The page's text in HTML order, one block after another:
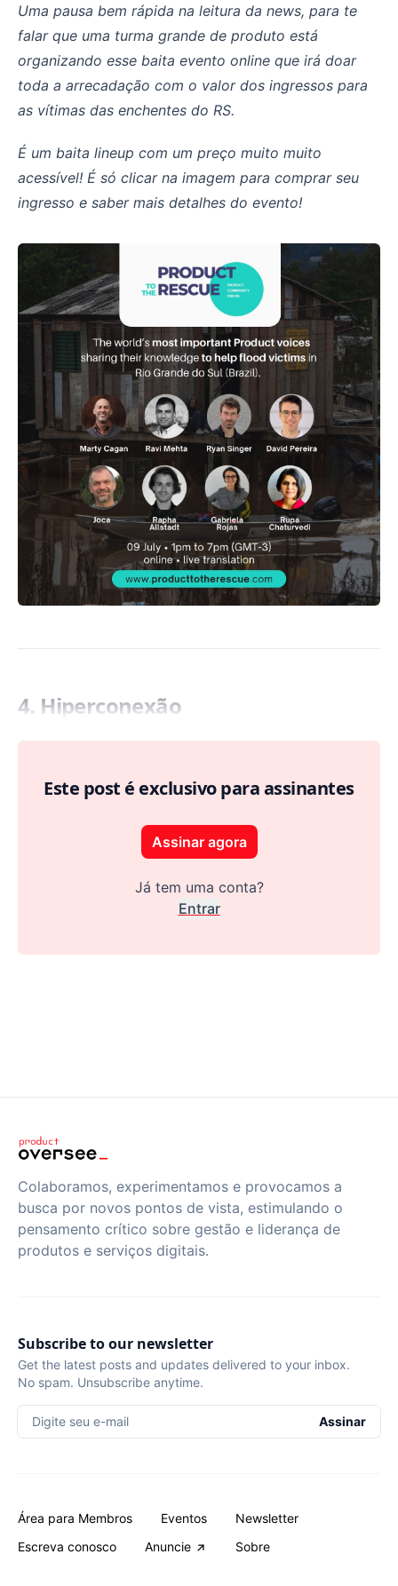
Uma pausa bem rápida na leitura da news, para te
falar que uma turma grande de produto está
organizando esse baita evento online que irá doar
toda a arrecadação com o valor dos ingressos para
as vítimas das enchentes do RS.
É um baita lineup com um preço muito muito
acessível! É só clicar na imagem para comprar seu
ingresso e saber mais detalhes do evento!
4. Hiperconexão
Este post é exclusivo para assinantes
Assinar agora
Já tem uma conta?
Entrar
Colaboramos, experimentamos e provocamos a
busca por novos pontos de vista, estimulando o
pensamento crítico sobre gestão e liderança de
produtos e serviços digitais.
Subscribe to our newsletter
Get the latest posts and updates delivered to your inbox.
No spam. Unsubscribe anytime.
Digite seu e-mail Assinar
Área para Membros Eventos
Newsletter
Escreva conosco
Anuncie Sobre